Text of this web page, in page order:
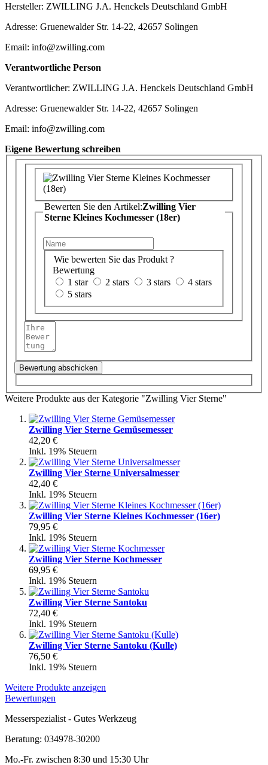
Hersteller: ZWILLING J.A. Henckels Deutschland GmbH
Adresse: Gruenewalder Str. 14-22, 42657 Solingen
Email: info@zwilling.com
Verantwortliche Person
Verantwortlicher: ZWILLING J.A. Henckels Deutschland GmbH
Adresse: Gruenewalder Str. 14-22, 42657 Solingen
Email: info@zwilling.com
Eigene Bewertung schreiben
Bewerten Sie den Artikel:Zwilling Vier
Sterne Kleines Kochmesser (18er)
Wie bewerten Sie das Produkt ?
Bewertung
1 star
2 stars 3 stars
4 stars
5 stars
Bewertung abschicken
Weitere Produkte aus der Kategorie "Zwilling Vier Sterne"
Zwilling Vier Sterne Gemüsemesser
42,20 €
Inkl. 19% Steuern
Zwilling Vier Sterne Universalmesser
42,40 €
Inkl. 19% Steuern
Zwilling Vier Sterne Kleines Kochmesser (16er)
79,95 €
Inkl. 19% Steuern
Zwilling Vier Sterne Kochmesser
69,95 €
Inkl. 19% Steuern
Zwilling Vier Sterne Santoku
72,40 €
Inkl. 19% Steuern
Zwilling Vier Sterne Santoku (Kulle)
76,50 €
Inkl. 19% Steuern
Weitere Produkte anzeigen
Bewertungen
Messerspezialist - Gutes Werkzeug
Beratung: 034978-30200
Mo.-Fr. zwischen 8:30 und 15:30 Uhr